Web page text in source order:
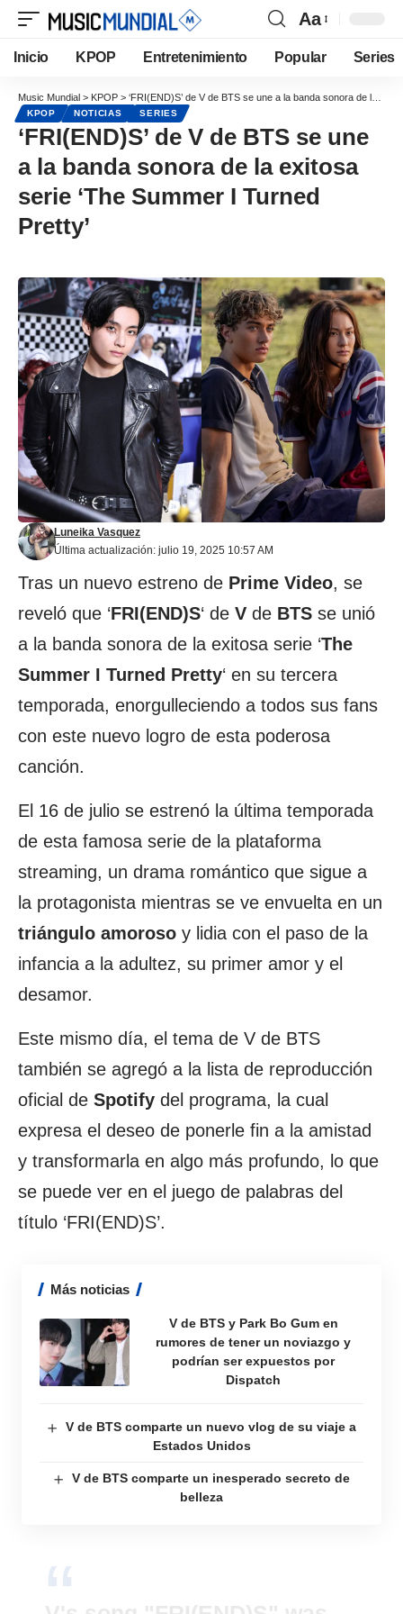
Aa
Inicio KPOP Entretenimiento Popular Series
Music Mundial > KPOP > ‘FRI(END)S’ de V de BTS se une a la banda sonora de la exitosa serie ‘The Summer I Turned Pretty’
KPOP NOTICIAS SERIES
‘FRI(END)S’ de V de BTS se une
a la banda sonora de la exitosa
serie ‘The Summer I Turned
Pretty’
Última actualización: julio 19, 2025 10:57 AM
Luneika Vasquez
Tras un nuevo estreno de Prime Video, se
reveló que ‘FRI(END)S‘ de V de BTS se unió
a la banda sonora de la exitosa serie ‘The
Summer I Turned Pretty‘ en su tercera
temporada, enorgulleciendo a todos sus fans
con este nuevo logro de esta poderosa
canción.
El 16 de julio se estrenó la última temporada
de esta famosa serie de la plataforma
streaming, un drama romántico que sigue a
la protagonista mientras se ve envuelta en un
triángulo amoroso y lidia con el paso de la
infancia a la adultez, su primer amor y el
desamor.
Este mismo día, el tema de V de BTS
también se agregó a la lista de reproducción
oficial de Spotify del programa, la cual
expresa el deseo de ponerle fin a la amistad
y transformarla en algo más profundo, lo que
se puede ver en el juego de palabras del
título ‘FRI(END)S’.
Más noticias
V de BTS y Park Bo Gum en
rumores de tener un noviazgo y
podrían ser expuestos por
Dispatch
V de BTS comparte un nuevo vlog de su viaje a
Estados Unidos
V de BTS comparte un inesperado secreto de
belleza